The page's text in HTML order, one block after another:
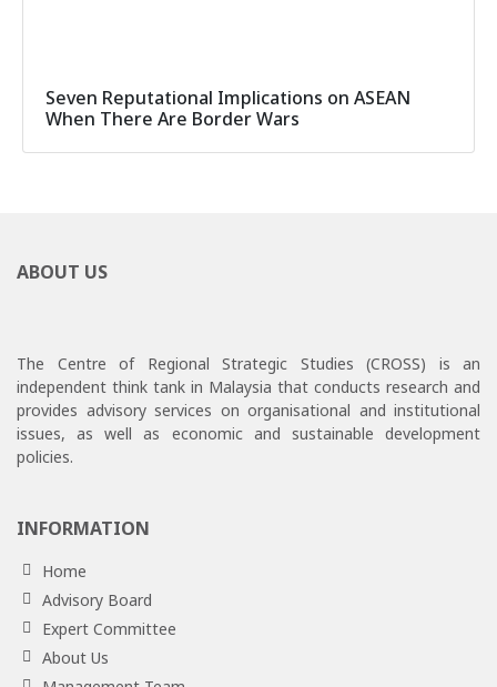
Seven Reputational Implications on ASEAN
When There Are Border Wars
ABOUT US
The Centre of Regional Strategic Studies (CROSS) is an
independent think tank in Malaysia that conducts research and
provides advisory services on organisational and institutional
issues, as well as economic and sustainable development
policies.
INFORMATION
Home
Advisory Board
Expert Committee
About Us